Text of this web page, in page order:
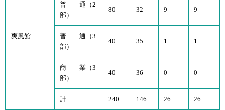
爽風館
普 通（2
部）
80 32 9 9
普 通（3
部）
40 35 1 1
商 業（3
部）
40 36 0 0
計 240 146 26 26